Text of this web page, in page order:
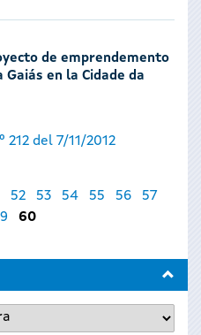
de emprendemento
en la Cidade da
212 del 7/11/2012
52 53 54 55 56
57
60